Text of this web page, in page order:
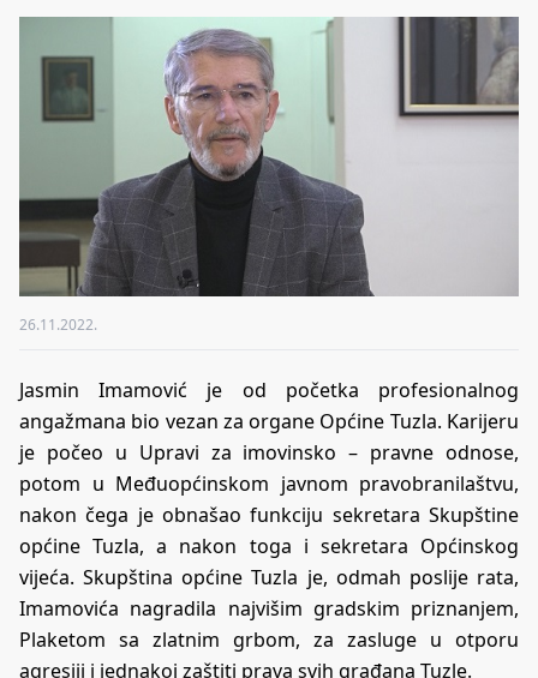
26.11.2022.
Jasmin Imamović je od početka profesionalnog
angažmana bio vezan za organe Općine Tuzla. Karijeru
je počeo u Upravi za imovinsko – pravne odnose,
potom u Međuopćinskom javnom pravobranilaštvu,
nakon čega je obnašao funkciju sekretara Skupštine
općine Tuzla, a nakon toga i sekretara Općinskog
vijeća. Skupština općine Tuzla je, odmah poslije rata,
Imamovića nagradila najvišim gradskim priznanjem,
Plaketom sa zlatnim grbom, za zasluge u otporu
agresiji i jednakoj zaštiti prava svih građana Tuzle.